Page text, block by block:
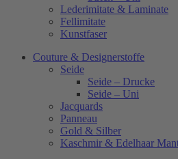
Lederimitate & Laminate
Fellimitate
Kunstfaser
Couture & Designerstoffe
Seide
Seide – Drucke
Seide – Uni
Jacquards
Panneau
Gold & Silber
Kaschmir & Edelhaar